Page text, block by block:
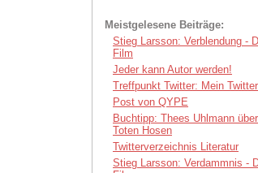
Meistgelesene Beiträge:
Stieg Larsson: Verblendung -
Film
Jeder kann Autor werden!
Treffpunkt Twitter: Mein
Post von QYPE
Buchtipp: Thees Uhlmann
Toten Hosen
Twitterverzeichnis Literatur
Stieg Larsson: Verdammnis -